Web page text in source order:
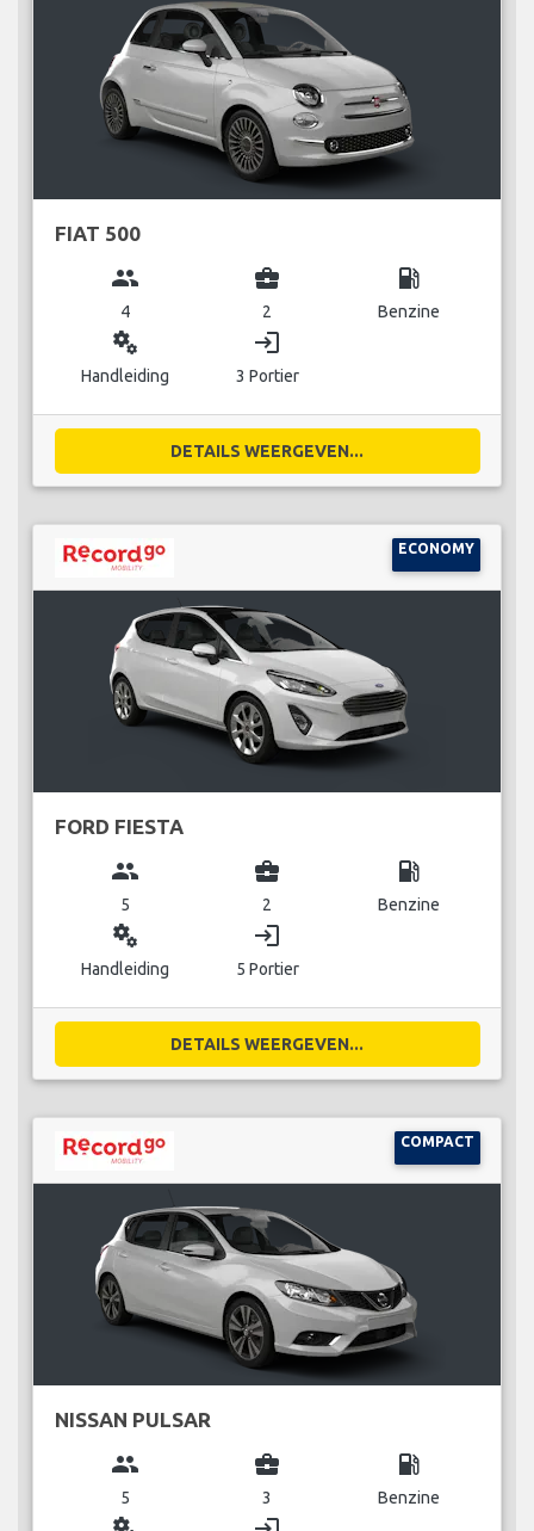
FIAT 500
group
4
business_center
2
local_gas_station
Benzine
miscellaneous_services
Handleiding
login
3 Portier
DETAILS WEERGEVEN...
ECONOMY
FORD FIESTA
group
5
business_center
2
local_gas_station
Benzine
miscellaneous_services
Handleiding
login
5 Portier
DETAILS WEERGEVEN...
COMPACT
NISSAN PULSAR
group
5
business_center
3
local_gas_station
Benzine